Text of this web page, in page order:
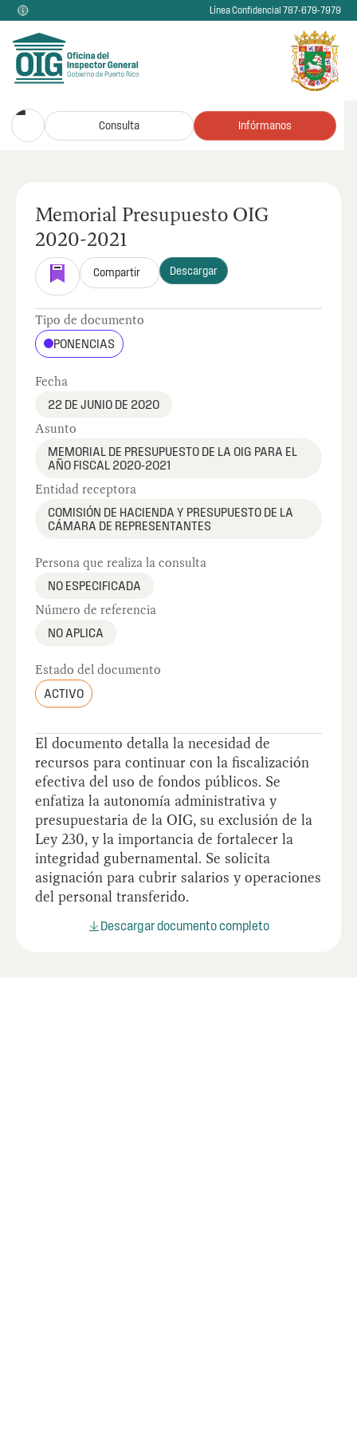
Línea Confidencial 787-679-7979
Consulta Infórmanos
Memorial Presupuesto OIG
2020-2021
Compartir Descargar
Tipo de documento
PONENCIAS
Fecha
22 DE JUNIO DE 2020
Asunto
MEMORIAL DE PRESUPUESTO DE LA OIG PARA EL
AÑO FISCAL 2020-2021
Entidad receptora
COMISIÓN DE HACIENDA Y PRESUPUESTO DE LA
CÁMARA DE REPRESENTANTES
Persona que realiza la consulta
NO ESPECIFICADA
Número de referencia
NO APLICA
Estado del documento
ACTIVO
El documento detalla la necesidad de
recursos para continuar con la fiscalización
efectiva del uso de fondos públicos. Se
enfatiza la autonomía administrativa y
presupuestaria de la OIG, su exclusión de la
Ley 230, y la importancia de fortalecer la
integridad gubernamental. Se solicita
asignación para cubrir salarios y operaciones
del personal transferido.
Descargar documento completo